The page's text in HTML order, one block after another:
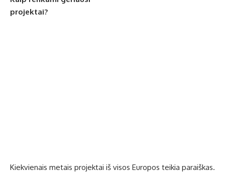
projektai?
Kiekvienais metais projektai iš visos Europos teikia paraiškas.